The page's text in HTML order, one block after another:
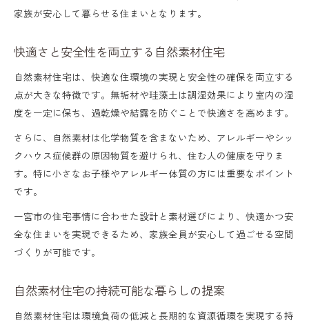
家族が安心して暮らせる住まいとなります。
快適さと安全性を両立する自然素材住宅
自然素材住宅は、快適な住環境の実現と安全性の確保を両立する
点が大きな特徴です。無垢材や珪藻土は調湿効果により室内の湿
度を一定に保ち、過乾燥や結露を防ぐことで快適さを高めます。
さらに、自然素材は化学物質を含まないため、アレルギーやシッ
クハウス症候群の原因物質を避けられ、住む人の健康を守りま
す。特に小さなお子様やアレルギー体質の方には重要なポイント
です。
一宮市の住宅事情に合わせた設計と素材選びにより、快適かつ安
全な住まいを実現できるため、家族全員が安心して過ごせる空間
づくりが可能です。
自然素材住宅の持続可能な暮らしの提案
自然素材住宅は環境負荷の低減と長期的な資源循環を実現する持